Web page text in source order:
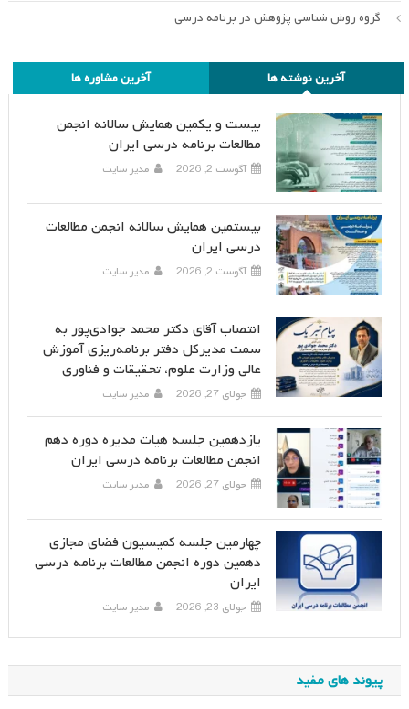
گروه روش شناسی پژوهش در برنامه درسی
آخرین نوشته ها آخرین مشاوره ها
بیست و یکمین همایش سالانه انجمن
مطالعات برنامه درسی ایران
آگوست 2, 2026 مدیر سایت
بیستمین همایش سالانه انجمن مطالعات
درسی ایران
آگوست 2, 2026 مدیر سایت
انتصاب آقای دکتر محمد جوادی‌پور به
سمت مدیرکل دفتر برنامه‌ریزی آموزش
عالی وزارت علوم، تحقیقات و فناوری
جولای 27, 2026 مدیر سایت
یازدهمین جلسه هیات مدیره دوره دهم
انجمن مطالعات برنامه درسی ایران
جولای 27, 2026 مدیر سایت
چهارمین جلسه کمیسیون فضای مجازی
دهمین دوره انجمن مطالعات برنامه درسی
ایران
جولای 23, 2026 مدیر سایت
پیوند های مفید